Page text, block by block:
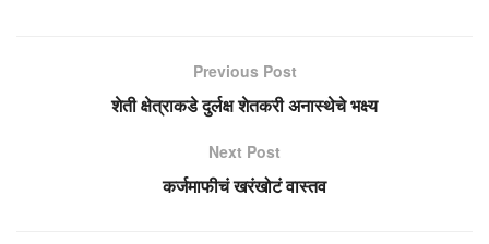
Previous Post
शेती क्षेत्राकडे दुर्लक्ष शेतकरी अनास्थेचे भक्ष्य
Next Post
कर्जमाफीचं खरंखोटं वास्तव